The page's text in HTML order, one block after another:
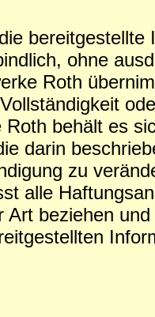
ohne
Roth
behält es
darin
zu
alle
Art beziehen